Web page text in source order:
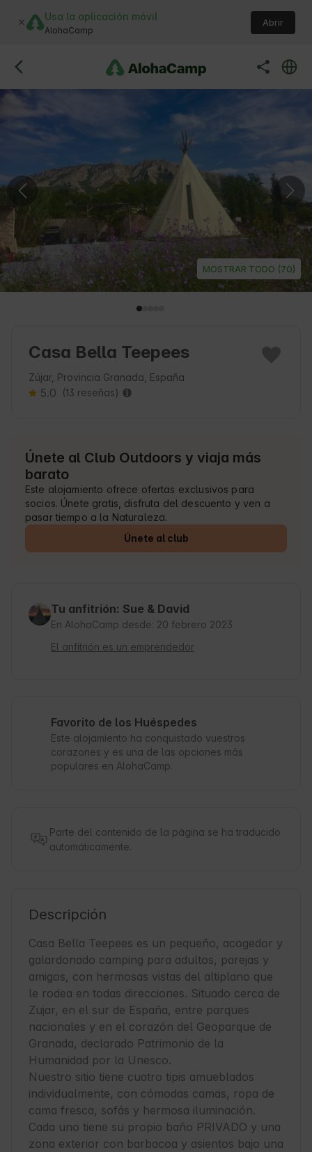
Usa la aplicación móvil
AlohaCamp
Abrir
MOSTRAR TODO (70)
Casa Bella Teepees
Zújar, Provincia Granada, España
5.0 (13 reseñas)
Únete al Club Outdoors y viaja más
barato
Este alojamiento ofrece ofertas exclusivos para
socios. Únete gratis, disfruta del descuento y ven a
pasar tiempo a la Naturaleza.
Únete al club
Tu anfitrión: Sue & David
En AlohaCamp desde: 20 febrero 2023
El anfitrión es un emprendedor
Favorito de los Huéspedes
Este alojamiento ha conquistado vuestros
corazones y es una de las opciones más
populares en AlohaCamp.
Parte del contenido de la página se ha traducido
automáticamente.
Descripción
Casa Bella Teepees es un pequeño, acogedor y
galardonado camping para adultos, parejas y
amigos, con hermosas vistas del altiplano que
le rodea en todas direcciones. Situado cerca de
Zujar, en el sur de España, entre parques
nacionales y en el corazón del Geoparque de
Granada, declarado Patrimonio de la
Humanidad por la Unesco.
Nuestro sitio tiene cuatro tipis amueblados
individualmente, con cómodas camas, ropa de
cama fresca, sofás y hermosa iluminación.
Cada uno tiene su propio baño PRIVADO y una
zona exterior con barbacoa y asientos bajo una